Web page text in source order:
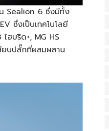
Sealion 6 ซึ่งมีทั้ง
ซึ่งเป็นเทคโนโลยี
ฮบริด+, MG HS
ยบปลั๊กที่ผสมผสาน